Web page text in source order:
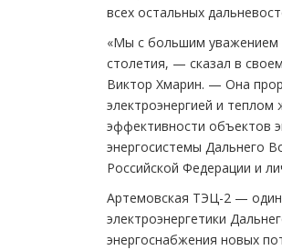
всех остальных
«Мы с большим уважением
столетия, — сказал в
Виктор Хмарин. — Она
электроэнергией и
эффективности объектов
энергосистемы Дальнего
Российской Федерации и
Артемовская ТЭЦ-2 — один
электроэнергетики
энергоснабжения новых